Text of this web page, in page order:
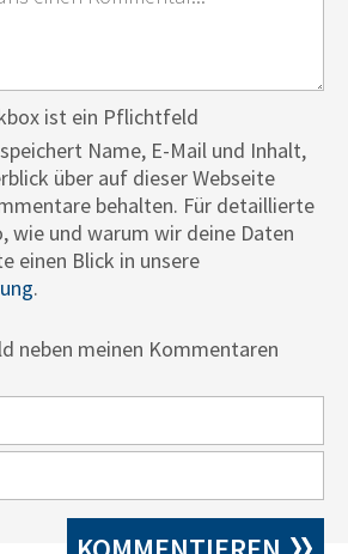
ist ein Pflichtfeld
Name, E-Mail und Inhalt,
über auf dieser Webseite
behalten. Für detaillierte
wie und warum wir deine Daten
einen Blick in unsere
.
neben meinen Kommentaren